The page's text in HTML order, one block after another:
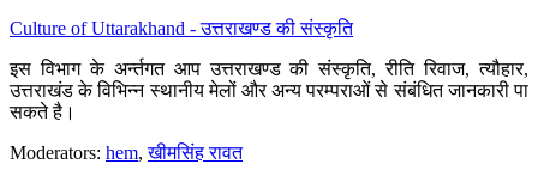
Culture of Uttarakhand - उत्तराखण्ड की संस्कृति
इस विभाग के अर्न्तगत आप उत्तराखण्ड की संस्कृति, रीति रिवाज, त्यौहार,
उत्तराखंड के विभिन्न स्थानीय मेलों और अन्य परम्पराओं से संबंधित जानकारी पा
सकते है।
Moderators: hem,खीमसिंह रावत